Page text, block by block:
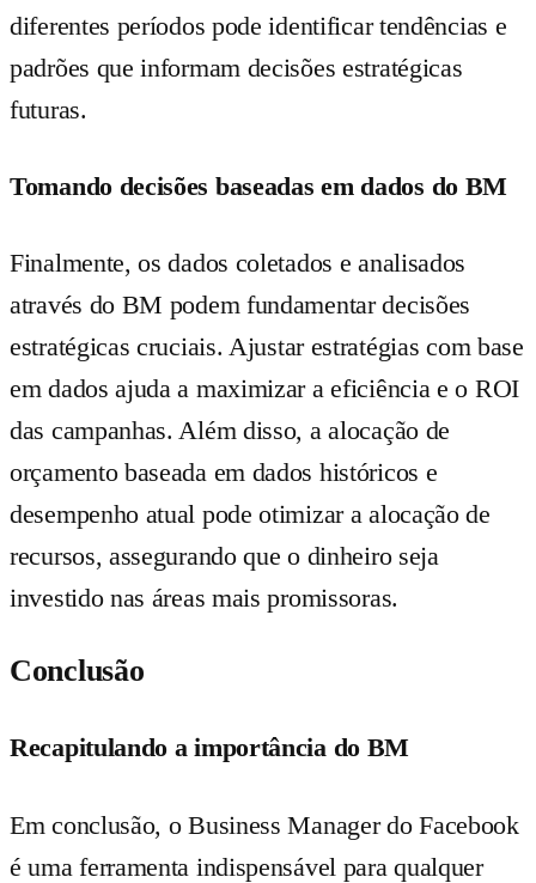
diferentes períodos pode identificar tendências e
padrões que informam decisões estratégicas
futuras.
Tomando decisões baseadas em dados do BM
Finalmente, os dados coletados e analisados
através do BM podem fundamentar decisões
estratégicas cruciais. Ajustar estratégias com base
em dados ajuda a maximizar a eficiência e o ROI
das campanhas. Além disso, a alocação de
orçamento baseada em dados históricos e
desempenho atual pode otimizar a alocação de
recursos, assegurando que o dinheiro seja
investido nas áreas mais promissoras.
Conclusão
Recapitulando a importância do BM
Em conclusão, o Business Manager do Facebook
é uma ferramenta indispensável para qualquer